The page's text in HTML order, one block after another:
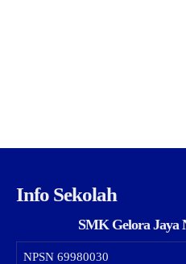
Info Sekolah
SMK Gelora Jaya
NPSN 69980030